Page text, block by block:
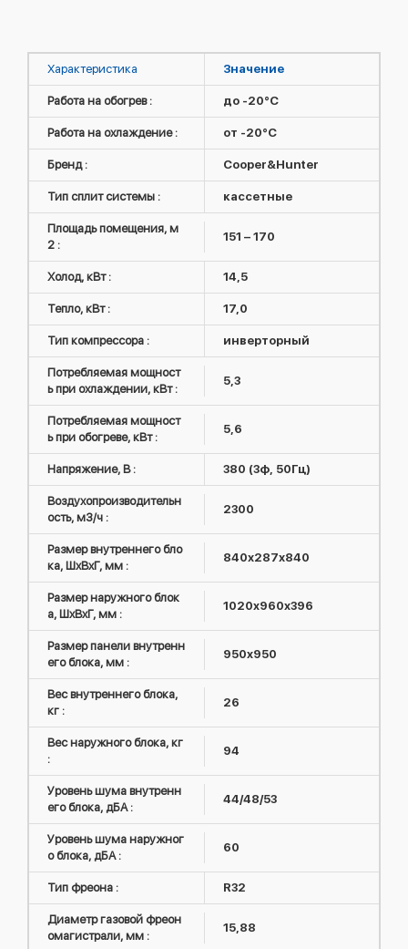
Характеристика Значение
Работа на обогрев : до -20°C
Работа на охлаждение : от -20°C
Бренд : Cooper&Hunter
Тип сплит системы : кассетные
Площадь помещения, м
2 :
151 – 170
Холод, кВт : 14,5
Тепло, кВт : 17,0
Тип компрессора : инверторный
Потребляемая мощност
ь при охлаждении, кВт :
5,3
Потребляемая мощност
ь при обогреве, кВт :
5,6
Напряжение, В : 380 (3ф, 50Гц)
Воздухопроизводительн
ость, м3/ч :
2300
Размер внутреннего бло
ка, ШxВxГ, мм :
840х287х840
Размер наружного блок
а, ШxВxГ, мм :
1020x960x396
Размер панели внутренн
его блока, мм :
950x950
Вес внутреннего блока,
кг :
26
Вес наружного блока, кг
:
94
Уровень шума внутренн
его блока, дБА :
44/48/53
Уровень шума наружног
о блока, дБА :
60
Тип фреона : R32
Диаметр газовой фреон
омагистрали, мм :
15,88